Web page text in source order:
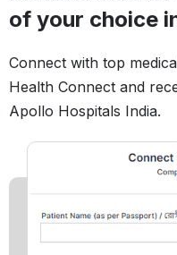
of your choice
Connect with top
Health Connect and
Apollo Hospitals India.